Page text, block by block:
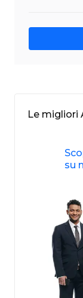
Le migliori
su